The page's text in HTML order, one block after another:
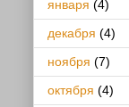
января (4)
декабря (4)
ноября (7)
октября (4)